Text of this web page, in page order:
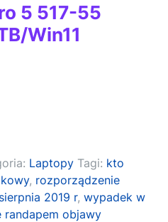
5 517-55
Win11
Laptopy Tagi: kto
, rozporządzenie
2019 r, wypadek w
randapem objawy